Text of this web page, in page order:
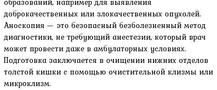
доброкачественных или злокачественных опухолей.
Аноскопия — это безопасный безболезненный метод
диагностики, не требующий анестезии, который врач
может провести даже в амбулаторных условиях.
Подготовка заключается в очищении нижних отделов
толстой кишки с помощью очистительной клизмы или
микроклизм.